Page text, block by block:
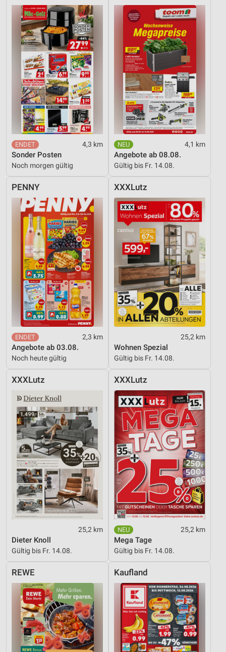
4,3 km
Sonder Posten
Noch morgen gültig
4,1 km
Angebote ab 08.08.
Gültig bis Fr. 14.08.
PENNY
2,3 km
Angebote ab 03.08.
Noch heute gültig
XXXLutz
25,2 km
Wohnen Spezial
Gültig bis Fr. 14.08.
XXXLutz
25,2 km
Dieter Knoll
Gültig bis Fr. 14.08.
XXXLutz
25,2 km
Mega Tage
Gültig bis Fr. 14.08.
REWE Kaufland